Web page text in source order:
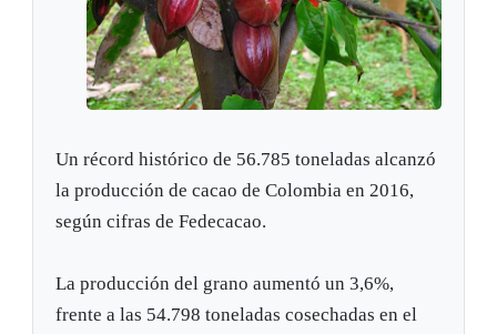
Un récord histórico de 56.785 toneladas alcanzó
la producción de cacao de Colombia en 2016,
según cifras de Fedecacao.
La producción del grano aumentó un 3,6%,
frente a las 54.798 toneladas cosechadas en el